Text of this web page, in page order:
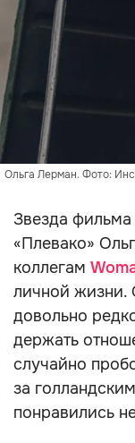
Ольга Лерман. Фото:
Звезда
«Плевако»
коллегам
личной жизни.
довольно
держать
случайно
за
понравились